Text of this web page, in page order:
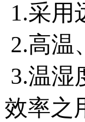
1.采用
2.高温
3.温湿
效率之